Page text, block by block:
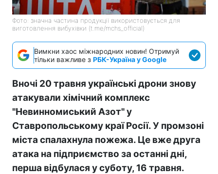
Фото: значна частина продукції використовується для
виготовлення вибухівки (t.me/mchs_official)
Вимкни хаос міжнародних новин! Отримуй
тільки важливе з РБК-Україна у Google
Вночі 20 травня українські дрони знову
атакували хімічний комплекс
"Невинномиський Азот" у
Ставропольському краї Росії. У промзоні
міста спалахнула пожежа. Це вже друга
атака на підприємство за останні дні,
перша відбулася у суботу, 16 травня.